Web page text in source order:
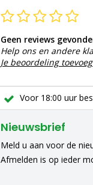
Geen reviews
Help ons en andere
Je beoordeling
Voor 18:00 uur
Nieuwsbrief
Meld u aan voor de
Afmelden is op ieder